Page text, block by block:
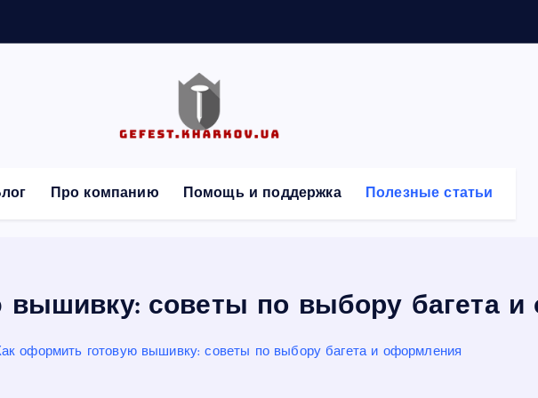
Про компанию Помощь и поддержка Полезные статьи
вышивку: советы по выбору багета
оформить готовую вышивку: советы по выбору багета и оформления